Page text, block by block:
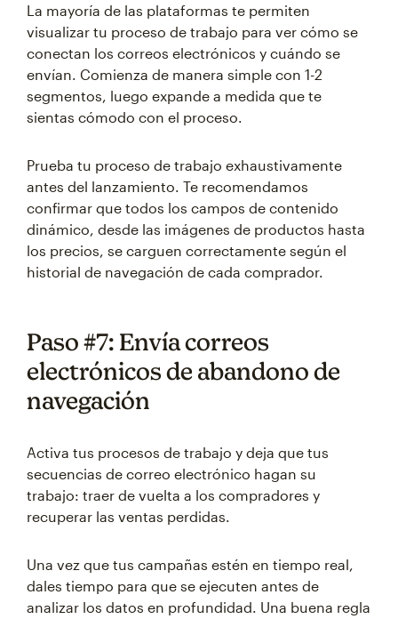
La mayoría de las plataformas te permiten
visualizar tu proceso de trabajo para ver cómo se
conectan los correos electrónicos y cuándo se
envían. Comienza de manera simple con 1-2
segmentos, luego expande a medida que te
sientas cómodo con el proceso.
Prueba tu proceso de trabajo exhaustivamente
antes del lanzamiento. Te recomendamos
confirmar que todos los campos de contenido
dinámico, desde las imágenes de productos hasta
los precios, se carguen correctamente según el
historial de navegación de cada comprador.
Paso #7: Envía correos
electrónicos de abandono de
navegación
Activa tus procesos de trabajo y deja que tus
secuencias de correo electrónico hagan su
trabajo: traer de vuelta a los compradores y
recuperar las ventas perdidas.
Una vez que tus campañas estén en tiempo real,
dales tiempo para que se ejecuten antes de
analizar los datos en profundidad. Una buena regla